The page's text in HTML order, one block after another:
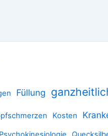
Füllung
Kosten